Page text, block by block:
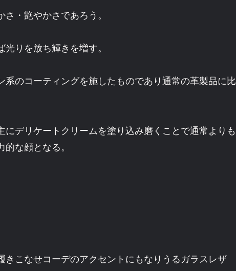
・艶やかさであろう。
りを放ち輝きを増す。
のコーティングを施したものであり通常の革製品に比
デリケートクリームを塗り込み磨くことで通常よりも
な顔となる。
きこなせコーデのアクセントにもなりうるガラスレザ